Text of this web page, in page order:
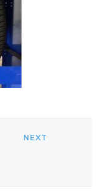
NEXT